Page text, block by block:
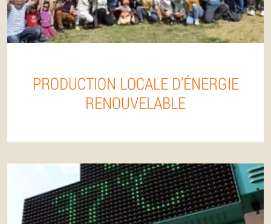
PRODUCTION LOCALE D’ÉNERGIE
RENOUVELABLE